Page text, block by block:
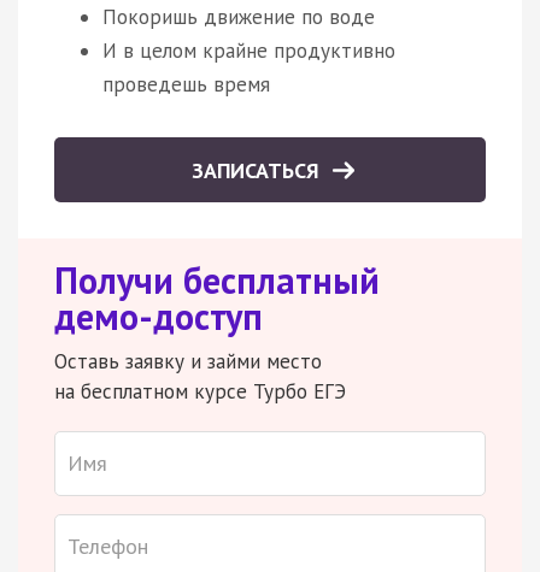
Покоришь движение по воде
И в целом крайне продуктивно
проведешь время
ЗАПИСАТЬСЯ
Получи бесплатный
демо-доступ
Оставь заявку и займи место
на бесплатном курсе Турбо ЕГЭ